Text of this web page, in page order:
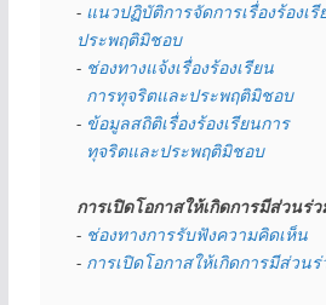
- แนวปฏิบัติการจัดการเรื่องร้องเ
ประพฤติมิชอบ
- ช่องทางแจ้งเรื่องร้องเรียน
  การทุจริตและประพฤติมิชอบ
- ข้อมูลสถิติเรื่องร้องเรียนการ
  ทุจริตและประพฤติมิชอบ
การเปิดโอกาสให้เกิดการมีส่วนร่ว
- ช่องทางการรับฟังความคิดเห็น
- การเปิดโอกาสให้เกิดการมีส่วนร่